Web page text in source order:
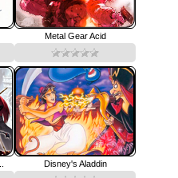
Metal Gear Acid
Disney's Aladdin